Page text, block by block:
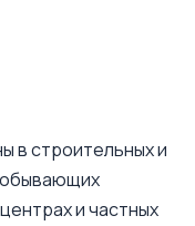
в строительных и
и частных